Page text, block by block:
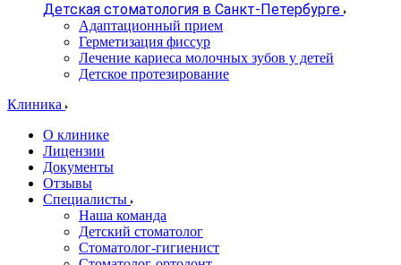
Детская стоматология в Санкт-Петербурге
Адаптационный прием
Герметизация фиссур
Лечение кариеса молочных зубов у детей
Детское протезирование
Клиника
О клинике
Лицензии
Документы
Отзывы
Специалисты
Наша команда
Детский стоматолог
Стоматолог-гигиенист